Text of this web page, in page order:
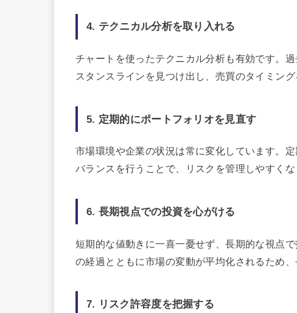
4. テクニカル分析を取り入れる
チャートを使ったテクニカル分析も有効です。
スタンスラインを見つけ出し、売買のタイミング
5. 定期的にポートフォリオを見直す
市場環境や企業の状況は常に変化しています。
バランスを行うことで、リスクを管理しやすくな
6. 長期視点での投資を心がける
短期的な値動きに一喜一憂せず、長期的な視点
の経過とともに市場の変動が平均化されるため
7. リスク許容度を把握する